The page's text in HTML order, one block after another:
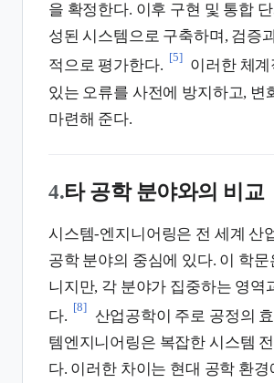
을 확정한다. 이후 구현 및 통합
성된 시스템으로 구축하며, 검증
적으로 평가한다.
[5]
이러한 체
있는 오류를 사전에 방지하고,
마련해 준다.
4.타 공학 분야와의 비교
시스템-엔지니어링은 전 세계 산
공학 분야의 중심에 있다. 이 학
니지만, 각 분야가 집중하는 영
다.
[8]
산업공학이 주로 공정의
템엔지니어링은 복잡한 시스템
다. 이러한 차이는 현대 공학 환